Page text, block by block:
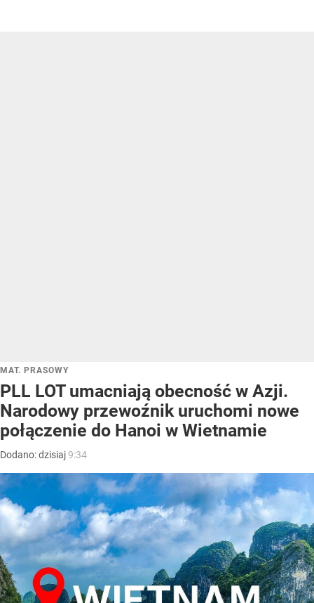
MAT. PRASOWY
PLL LOT umacniają obecność w Azji.
Narodowy przewoźnik uruchomi nowe
połączenie do Hanoi w Wietnamie
Dodano:dzisiaj9:34